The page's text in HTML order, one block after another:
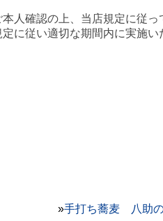
人確認の上、当店規定に従っ
に従い適切な期間内に実施い
»手打ち蕎麦 八助